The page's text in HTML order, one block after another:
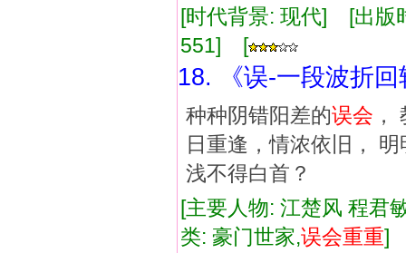
[时代背景: 现代] [出
551] [
18. 《误-一段波折
种种阴错阳差的误会
日重逢，情浓依旧，
浅不得白首？
[主要人物: 江楚风 程
类: 豪门世家,误会重重